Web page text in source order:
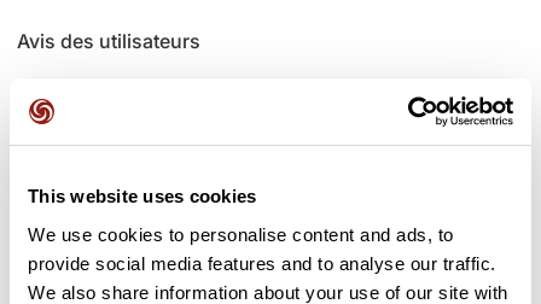
This website uses cookies
We use cookies to personalise content and ads, to
provide social media features and to analyse our traffic.
We also share information about your use of our site with
Avis des utilisateurs
Soyez le premier à ajouter un avis !